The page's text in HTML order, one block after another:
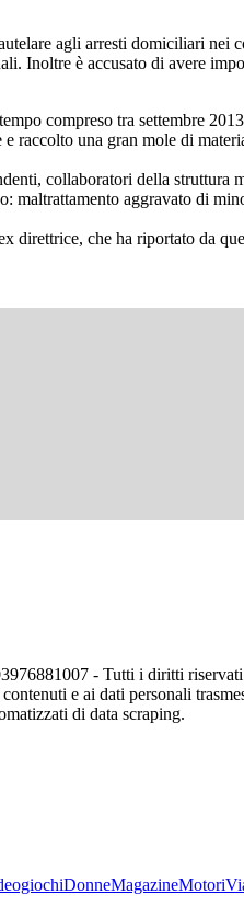
agli arresti domiciliari
Inoltre è accusato di avere
compreso tra settembre
raccolto una gran mole di
collaboratori della
maltrattamento aggravato di
direttrice, che ha riportato da
- Tutti i diritti
e ai dati personali
di data scraping.
DonneMagazineMotori